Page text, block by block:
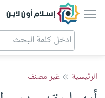
إسلام أون لاين
الرئيسية غير مصنف